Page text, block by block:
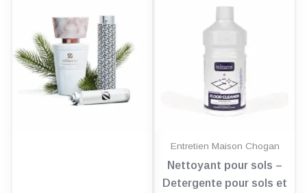
Entretien Maison Chogan
Nettoyant pour sols –
Detergente pour sols et